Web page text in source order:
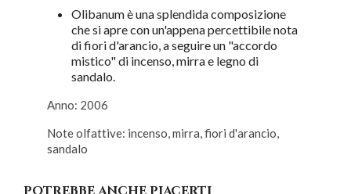
Olibanum è una splendida composizione
che si apre con un'appena percettibile nota
di fiori d'arancio, a seguire un "accordo
mistico" di incenso, mirra e legno di
sandalo.
Anno: 2006
Note olfattive: incenso, mirra, fiori d'arancio,
sandalo